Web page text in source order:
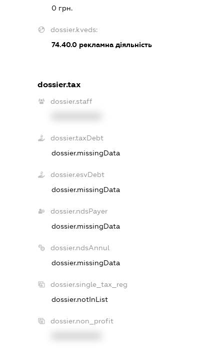
0 грн.
dossier.kveds:
74.40.0рекламна діяльність
dossier.tax
dossier.staff
dossier.taxDebt
dossier.missingData
dossier.esvDebt
dossier.missingData
dossier.ndsPayer
dossier.missingData
dossier.ndsAnnul
dossier.missingData
dossier.single_tax_reg
dossier.notInList
dossier.non_profit